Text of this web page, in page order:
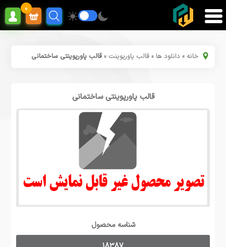
0
خانه » دانلود ها »قالب پاورپوینت »قالب پاورپوینتی ساختمانی
قالب پاورپوینتی ساختمانی
شناسه محصول